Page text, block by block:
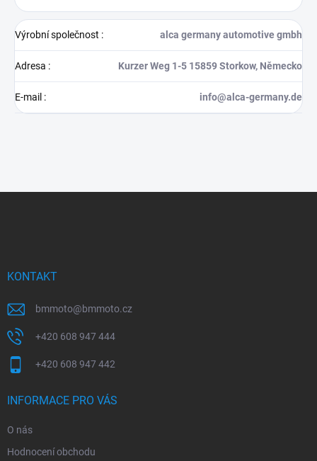
Výrobní společnost : alca germany automotive gmbh
Adresa : Kurzer Weg 1-5 15859 Storkow, Německo
E-mail : info@alca-germany.de
KONTAKT
bmmoto@bmmoto.cz
+420 608 947 444
+420 608 947 442
INFORMACE PRO VÁS
O nás
Hodnocení obchodu